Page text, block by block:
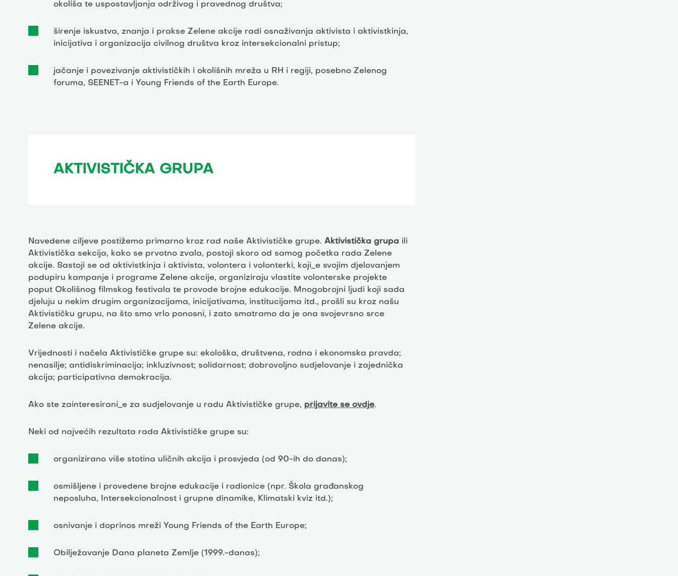
okoliša te uspostavljanja održivog i pravednog društva;
širenje iskustva, znanja i prakse Zelene akcije radi osnaživanja aktivista i aktivistkinja,
inicijativa i organizacija civilnog društva kroz intersekcionalni pristup;
jačanje i povezivanje aktivističkih i okolišnih mreža u RH i regiji, posebno Zelenog
foruma, SEENET-a i Young Friends of the Earth Europe.
AKTIVISTIČKA GRUPA
Navedene ciljeve postižemo primarno kroz rad naše Aktivističke grupe. Aktivistička grupa ili
Aktivistička sekcija, kako se prvotno zvala, postoji skoro od samog početka rada Zelene
akcije. Sastoji se od aktivistkinja i aktivista, volontera i volonterki, koji_e svojim djelovanjem
podupiru kampanje i programe Zelene akcije, organiziraju vlastite volonterske projekte
poput Okolišnog filmskog festivala te provode brojne edukacije. Mnogobrojni ljudi koji sada
djeluju u nekim drugim organizacijama, inicijativama, institucijama itd., prošli su kroz našu
Aktivističku grupu, na što smo vrlo ponosni, i zato smatramo da je ona svojevrsno srce
Zelene akcije.
Vrijednosti i načela Aktivističke grupe su: ekološka, društvena, rodna i ekonomska pravda;
nenasilje; antidiskriminacija; inkluzivnost; solidarnost; dobrovoljno sudjelovanje i zajednička
akcija; participativna demokracija.
Ako ste zainteresirani_e za sudjelovanje u radu Aktivističke grupe, prijavite se ovdje.
Neki od najvećih rezultata rada Aktivističke grupe su:
organizirano više stotina uličnih akcija i prosvjeda (od 90-ih do danas);
osmišljene i provedene brojne edukacije i radionice (npr. Škola građanskog
neposluha, Intersekcionalnost i grupne dinamike, Klimatski kviz itd.);
osnivanje i doprinos mreži Young Friends of the Earth Europe;
Obilježavanje Dana planeta Zemlje (1999.-danas);